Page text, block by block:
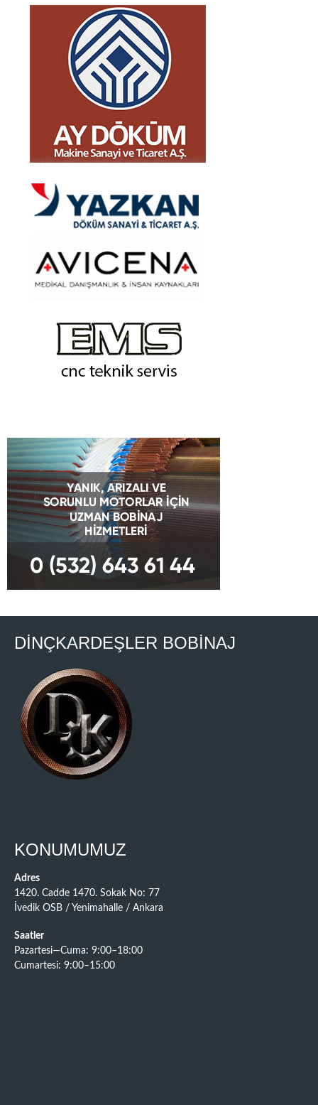
DİNÇKARDEŞLER BOBİNAJ
KONUMUMUZ
Adres
1420. Cadde 1470. Sokak No: 77
İvedik OSB / Yenimahalle / Ankara
Saatler
Pazartesi—Cuma: 9:00–18:00
Cumartesi: 9:00–15:00